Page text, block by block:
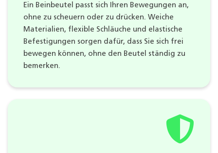
Ein Beinbeutel passt sich Ihren Bewegungen an,
ohne zu scheuern oder zu drücken. Weiche
Materialien, flexible Schläuche und elastische
Befestigungen sorgen dafür, dass Sie sich frei
bewegen können, ohne den Beutel ständig zu
bemerken.